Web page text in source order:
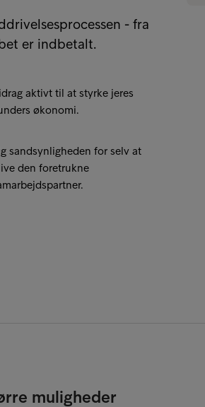
- fra
er indbetalt.
aktivt til at styrke jeres
økonomi.
sandsynligheden for selv at
den foretrukne
muligheder